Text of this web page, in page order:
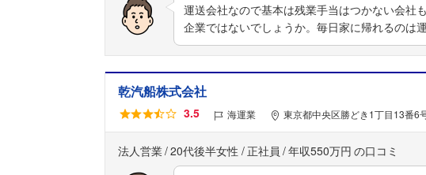
運送会社なので基本は残業手当はつかない会社
企業ではないでしょうか。毎日家に帰れるのは
乾汽船株式会社
3.5 海運業 東京都中央区勝どき1丁目13番6
法人営業 20代後半女性 正社員 年収550万円